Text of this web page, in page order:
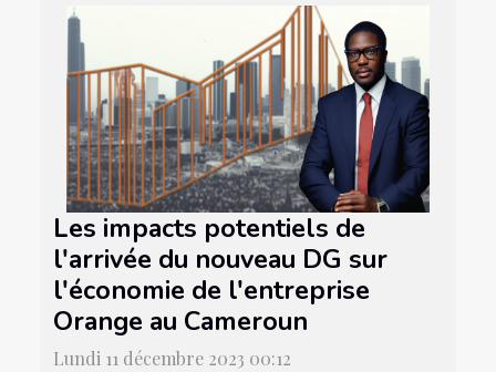
Les impacts potentiels de
l'arrivée du nouveau DG sur
l'économie de l'entreprise
Orange au Cameroun
Lundi 11 décembre 2023 00:12